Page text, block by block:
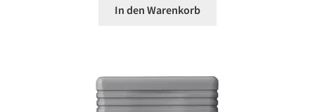
In den Warenkorb